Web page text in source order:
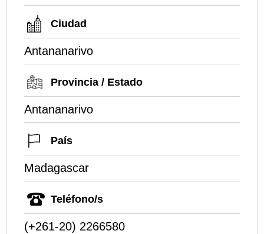
Ciudad
Antananarivo
Provincia / Estado
Antananarivo
País
Madagascar
Teléfono/s
(+261-20) 2266580